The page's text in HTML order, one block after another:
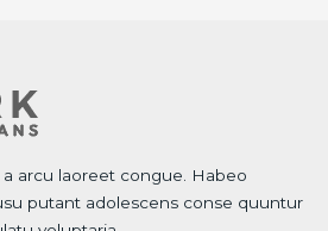
arcu laoreet congue. Habeo
putant adolescens conse quuntur